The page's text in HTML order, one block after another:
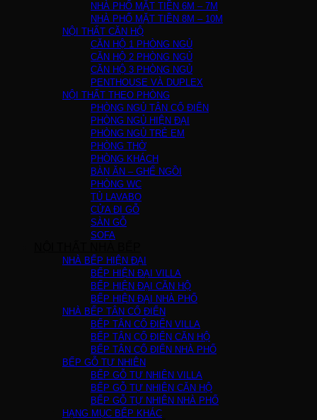
NHÀ PHỐ MẶT TIỀN 6M – 7M
NHÀ PHỐ MẶT TIỀN 8M – 10M
NỘI THẤT CĂN HỘ
CĂN HỘ 1 PHÒNG NGỦ
CĂN HỘ 2 PHÒNG NGỦ
CĂN HỘ 3 PHÒNG NGỦ
PENTHOUSE VÀ DUPLEX
NỘI THẤT THEO PHÒNG
PHÒNG NGỦ TÂN CỔ ĐIỂN
PHÒNG NGỦ HIỆN ĐẠI
PHÒNG NGỦ TRẺ EM
PHÒNG THỜ
PHÒNG KHÁCH
BÀN ĂN – GHẾ NGỒI
PHÒNG WC
TỦ LAVABO
CỬA ĐI GỖ
SÀN GỖ
SOFA
NHÀ BẾP HIỆN ĐẠI
BẾP HIỆN ĐẠI VILLA
BẾP HIỆN ĐẠI CĂN HỘ
BẾP HIỆN ĐẠI NHÀ PHỐ
NHÀ BẾP TÂN CỔ ĐIỂN
BẾP TÂN CỔ ĐIỂN VILLA
BẾP TÂN CỔ ĐIỂN CĂN HỘ
BẾP TÂN CỔ ĐIỂN NHÀ PHỐ
BẾP GỖ TỰ NHIÊN
BẾP GỖ TỰ NHIÊN VILLA
BẾP GỖ TỰ NHIÊN CĂN HỘ
BẾP GỖ TỰ NHIÊN NHÀ PHỐ
HẠNG MỤC BẾP KHÁC